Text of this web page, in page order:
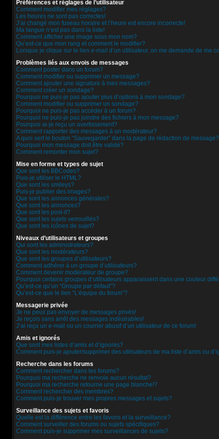
Préférences et réglages de l’utilisateur
Comment modifier mes réglages?
Les heures ne sont pas correctes!
J’ai changé mon fuseau horaire et l’heure est encore incorrecte!
Ma langue n’est pas dans la liste!
Comment afficher une image sous mon nom?
Qu’est-ce que mon rang et comment le modifier?
Lorsque je clique sur le lien e-mail d’un utilisateur, on me demande de me
Problèmes liés aux envois de messages
Comment poster dans un forum?
Comment modifier ou supprimer un message?
Comment ajouter une signature à mes messages?
Comment créer un sondage?
Pourquoi ne puis-je pas ajouter plus d’options à mon sondage?
Comment modifier ou supprimer un sondage?
Pourquoi ne puis-je pas accéder à un forum?
Pourquoi ne puis-je pas joindre des fichiers à mon message?
Pourquoi ai-je reçu un avertissement?
Comment rapporter des messages à un modérateur?
A quoi sert le bouton “Sauvegarder” dans la page de rédaction de message?
Pourquoi mon message doit être validé?
Comment remonter mon sujet?
Mise en forme et types de sujet
Que sont les BBCodes?
Puis-je utiliser le HTML?
Que sont les smileys?
Puis-je publier des images?
Que sont les annonces générales?
Que sont les annonces?
Que sont les post-it?
Que sont les sujets verrouillés?
Que sont les icônes de sujet?
Niveaux d’utilisateurs et groupes
Qui sont les administrateurs?
Que sont les modérateurs?
Que sont les groupes d’utilisateurs?
Comment adhérer à un groupe d’utilisateurs?
Comment devenir modérateur de groupe?
Pourquoi certains groupes d’utilisateurs apparaissent dans une couleur
Qu’est-ce qu’un “Groupe par défaut”?
Qu’est-ce que le lien “L’équipe du forum”?
Messagerie privée
Je ne peux pas envoyer de messages privés!
Je reçois sans arrêt des messages indésirables!
J’ai reçu un e-mail ou un courrier abusif d’un utilisateur de ce forum!
Amis et ignorés
Que sont mes listes d’amis et d’ignorés?
Comment puis-je ajouter/supprimer des utilisateurs de ma liste d’amis ou
Recherche dans les forums
Comment rechercher dans les forums?
Pourquoi ma recherche ne renvoie aucun résultat?
Pourquoi ma recherche retourne une page blanche!?
Comment rechercher des membres?
Comment puis-je trouver mes propres messages et sujets?
Surveillance des sujets et favoris
Quelle est la différence entre les favoris et la surveillance?
Comment surveiller des forums ou sujets spécifiques?
Comment puis-je supprimer mes surveillances de sujets?